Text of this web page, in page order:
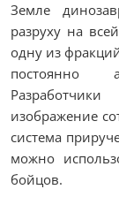
Земле
разруху на
одну из
постоянно
изображение
система
можно
бойцов.